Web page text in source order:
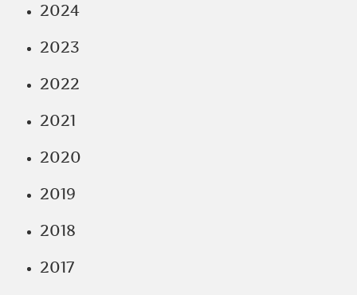
2024
2023
2022
2021
2020
2019
2018
2017